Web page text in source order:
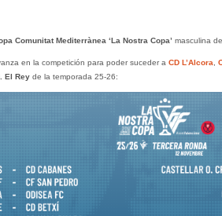
Comunitat Mediterrànea ‘La Nostra Copa’ masculina
en la competición para poder suceder a CD L’Alcora,
El Rey de la temporada 25-26: